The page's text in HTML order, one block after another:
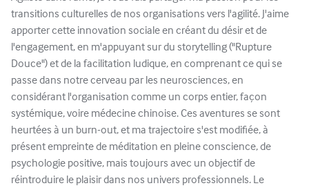
transitions culturelles de nos organisations vers l'agilité. J'aime
apporter cette innovation sociale en créant du désir et de
l'engagement, en m'appuyant sur du storytelling ("Rupture
Douce") et de la facilitation ludique, en comprenant ce qui se
passe dans notre cerveau par les neurosciences, en
considérant l'organisation comme un corps entier, façon
systémique, voire médecine chinoise. Ces aventures se sont
heurtées à un burn-out, et ma trajectoire s'est modifiée, à
présent empreinte de méditation en pleine conscience, de
psychologie positive, mais toujours avec un objectif de
réintroduire le plaisir dans nos univers professionnels. Le